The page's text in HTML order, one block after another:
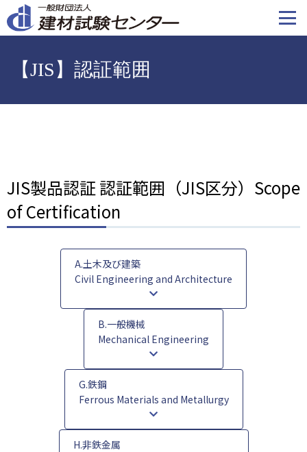
イ
【JIS】認証範囲
JIS製品認証 認証範囲（JIS区分）Scope
of Certification
A.土木及び建築
Civil Engineering and Architecture
B.一般機械
Mechanical Engineering
G.鉄鋼
Ferrous Materials and Metallurgy
H.非鉄金属